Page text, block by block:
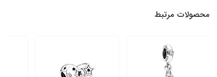
محصولات مرتبط